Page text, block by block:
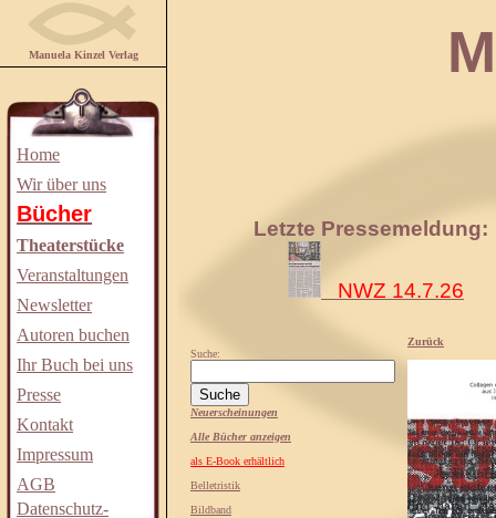
Manuela Kinzel Verlag
Home
Wir über uns
Bücher
Theaterstücke
Veranstaltungen
Newsletter
Autoren buchen
Ihr Buch bei uns
Presse
Kontakt
Impressum
AGB
Datenschutz-
Letzte Pressemeldung:
NWZ 14.7.26
Suche:
Neuerscheinungen
Alle Bücher anzeigen
als E-Book erhältlich
Belletristik
Bildband
Zurück